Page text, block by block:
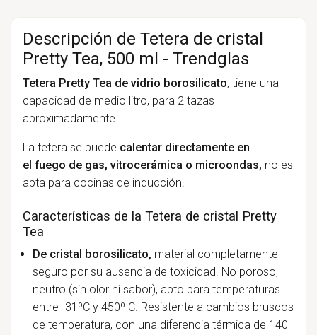
Descripción de Tetera de cristal
Pretty Tea, 500 ml - Trendglas
Tetera Pretty Tea de vidrio borosilicato, tiene una
capacidad de medio litro, para 2 tazas
aproximadamente.
La tetera se puede calentar directamente en
el fuego de gas, vitrocerámica o microondas, no es
apta para cocinas de inducción.
Características de la Tetera de cristal Pretty
Tea
De cristal borosilicato, material completamente
seguro por su ausencia de toxicidad. No poroso,
neutro (sin olor ni sabor), apto para temperaturas
entre -31ºC y 450º C. Resistente a cambios bruscos
de temperatura, con una diferencia térmica de 140